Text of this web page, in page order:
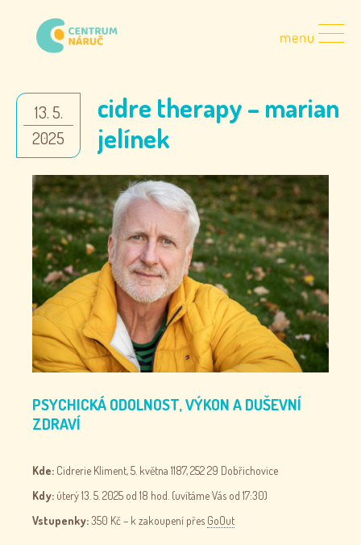
13. 5.
2025
cidre therapy – marian
jelínek
PSYCHICKÁ ODOLNOST, VÝKON A DUŠEVNÍ
ZDRAVÍ
Kde: Cidrerie Kliment, 5. května 1187, 252 29 Dobřichovice
Kdy: úterý 13. 5. 2025 od 18 hod. (uvítáme Vás od 17:30)
Vstupenky:350 Kč – k zakoupení přes GoOut